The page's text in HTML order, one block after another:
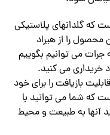
که گلدانهای پلاستیکی
محصول را از هیراد
جرات می توانیم بگوییم
خریداری می کنید.
بازیافت را برای خود
که شما می توانید با
آنها به طبیعت و محیط